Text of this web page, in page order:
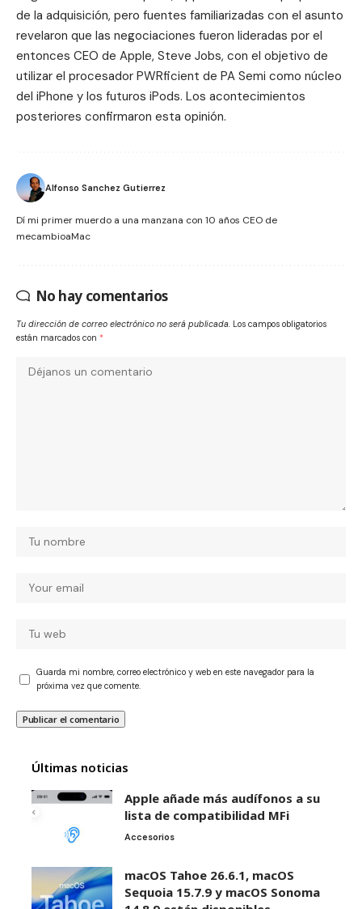
de la adquisición, pero fuentes familiarizadas con el asunto
revelaron que las negociaciones fueron lideradas por el
entonces CEO de Apple, Steve Jobs, con el objetivo de
utilizar el procesador PWRficient de PA Semi como núcleo
del iPhone y los futuros iPods. Los acontecimientos
posteriores confirmaron esta opinión.
Alfonso Sanchez Gutierrez
Dí mi primer muerdo a una manzana con 10 años CEO de
mecambioaMac
No hay comentarios
Tu dirección de correo electrónico no será publicada. Los campos obligatorios
están marcados con *
Guarda mi nombre, correo electrónico y web en este navegador para la
próxima vez que comente.
Últimas noticias
Apple añade más audífonos a su
lista de compatibilidad MFi
Accesorios
macOS Tahoe 26.6.1, macOS
Sequoia 15.7.9 y macOS Sonoma